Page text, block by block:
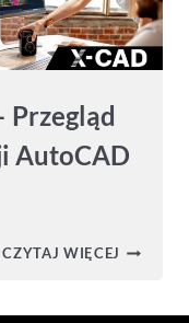
Przegląd
AutoCAD
CZYTAJ WIĘCEJ